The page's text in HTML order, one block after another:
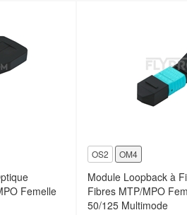
Femelle
OS2 OM4
Module Loopback à
Fibres MTP/MPO
50/125 Multimode